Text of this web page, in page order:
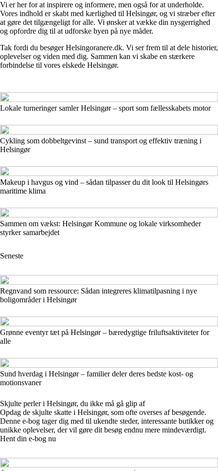
Vi er her for at inspirere og informere, men også for at underholde.
Vores indhold er skabt med kærlighed til Helsingør, og vi stræber efter
at gøre det tilgængeligt for alle. Vi ønsker at vække din nysgerrighed
og opfordre dig til at udforske byen på nye måder.
Tak fordi du besøger Helsingoranere.dk. Vi ser frem til at dele historier,
oplevelser og viden med dig. Sammen kan vi skabe en stærkere
forbindelse til vores elskede Helsingør.
Lokale turneringer samler Helsingør – sport som fællesskabets motor
Cykling som dobbeltgevinst – sund transport og effektiv træning i
Helsingør
Makeup i havgus og vind – sådan tilpasser du dit look til Helsingørs
maritime klima
Sammen om vækst: Helsingør Kommune og lokale virksomheder
styrker samarbejdet
Seneste
Regnvand som ressource: Sådan integreres klimatilpasning i nye
boligområder i Helsingør
Grønne eventyr tæt på Helsingør – bæredygtige friluftsaktiviteter for
alle
Sund hverdag i Helsingør – familier deler deres bedste kost- og
motionsvaner
Skjulte perler i Helsingør, du ikke må gå glip af
Opdag de skjulte skatte i Helsingør, som ofte overses af besøgende.
Denne e-bog tager dig med til ukendte steder, interessante butikker og
unikke oplevelser, der vil gøre dit besøg endnu mere mindeværdigt.
Hent din e-bog nu